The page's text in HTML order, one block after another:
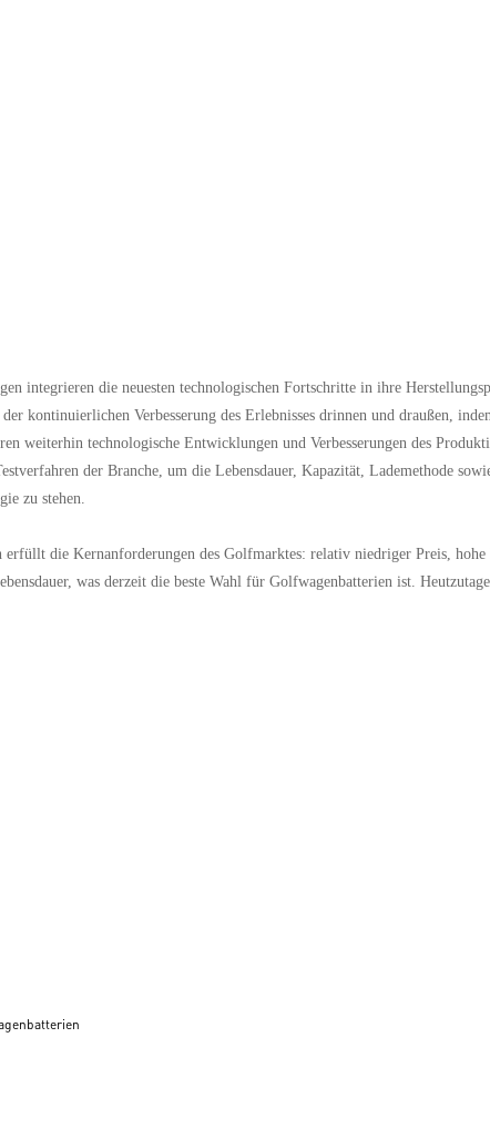
integrieren die neuesten technologischen Fortschritte in ihre
kontinuierlichen Verbesserung des Erlebnisses drinnen und draußen,
weiterhin technologische Entwicklungen und Verbesserungen des
der Branche, um die Lebensdauer, Kapazität, Lademethode
zu stehen.
erfüllt die Kernanforderungen des Golfmarktes: relativ niedriger Preis,
was derzeit die beste Wahl für Golfwagenbatterien ist.